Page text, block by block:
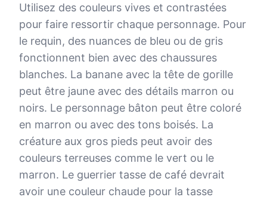
Utilisez des couleurs vives et contrastées
pour faire ressortir chaque personnage. Pour
le requin, des nuances de bleu ou de gris
fonctionnent bien avec des chaussures
blanches. La banane avec la tête de gorille
peut être jaune avec des détails marron ou
noirs. Le personnage bâton peut être coloré
en marron ou avec des tons boisés. La
créature aux gros pieds peut avoir des
couleurs terreuses comme le vert ou le
marron. Le guerrier tasse de café devrait
avoir une couleur chaude pour la tasse